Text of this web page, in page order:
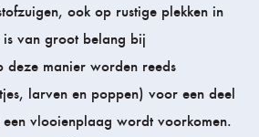
ook op rustige plekken in
is van groot belang bij
manier worden reeds
larven en poppen) voor een deel
vlooienplaag wordt voorkomen.